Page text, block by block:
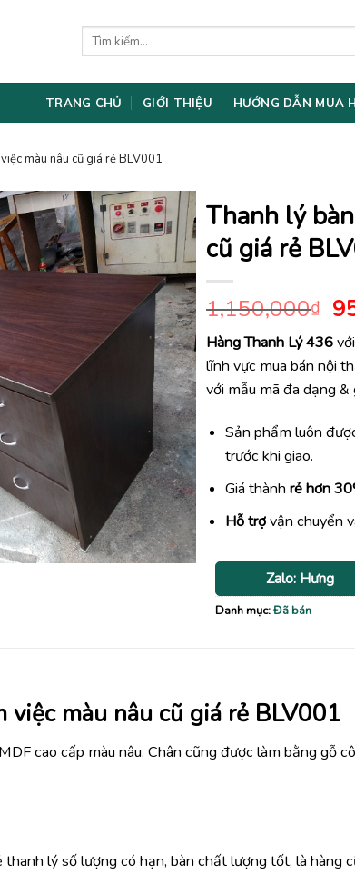
Tìm
TRANG CHỦ GIỚI THIỆU HƯỚNG DẪN MUA
màu nâu cũ giá rẻ BLV001
Thanh lý
cũ giá rẻ
1,150,000₫
là:
Hàng Thanh Lý 436
lĩnh vực mua bán nội
với mẫu mã đa dạng &
Sản phẩm luôn
trước khi giao.
Giá thànhrẻ hơn
Hỗ trợvận chuyển
Zalo: Hưng
Danh mục:Đã bán
việc màu nâu cũ giá rẻ BLV001
cao cấp màu nâu. Chân cũng được làm bằng gỗ
thanh lý số lượng có hạn, bàn chất lượng tốt, là hàng